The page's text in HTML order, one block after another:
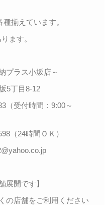
揃えています。
ます。
プラス小坂店～
5丁目8-12
（受付時間：9:00～
（24時間ＯＫ）
展開です】
の店舗をご利用ください